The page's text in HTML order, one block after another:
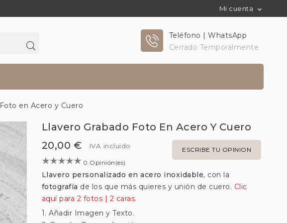
Mi cuenta 
Teléfono | WhatsApp
Cerrado Temporalmente
en Acero y Cuero
Llavero Grabado Foto En Acero Y Cuero
20,00 €
ESCRIBE TU OPINION
IVA incluido
0 Opinión(es)
Llavero personalizado en acero inoxidable, con la
fotografía de los que más quieres y unión de cuero. Clic
aquí para 2 fotos | 2 caras.
1. Añadir Imagen y Texto.